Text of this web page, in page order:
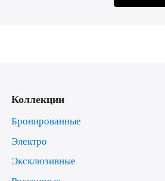
Коллекции
Бронированные
Электро
Эксклюзивные